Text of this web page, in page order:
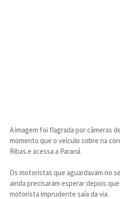
A imagem foi flagrada por câmeras
momento que o veículo sobre na
Ribas e acessa a Paraná.
Os motoristas que aguardavam no
ainda precisaram esperar depois
motorista imprudente saía da via.